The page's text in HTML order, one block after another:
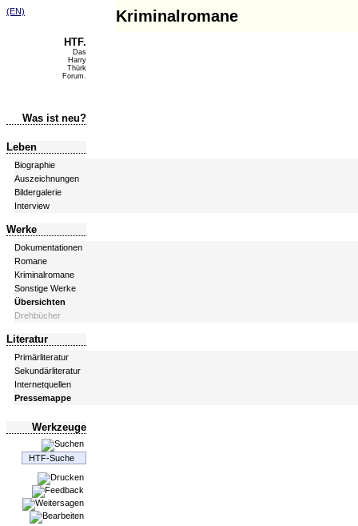
(EN)
HTF.
Das
Harry
Thürk
Forum.
Was ist neu?
Leben
Biographie
Auszeichnungen
Bildergalerie
Interview
Werke
Dokumentationen
Romane
Kriminalromane
Sonstige Werke
Übersichten
Drehbücher
Literatur
Primärliteratur
Sekundärliteratur
Internetquellen
Pressemappe
Werkzeuge
Kriminalromane